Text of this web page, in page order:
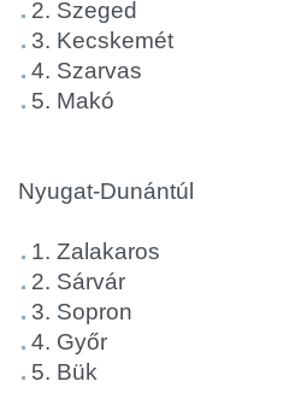
2. Szeged
3. Kecskemét
4. Szarvas
5. Makó
Nyugat-Dunántúl
1. Zalakaros
2. Sárvár
3. Sopron
4. Győr
5. Bük